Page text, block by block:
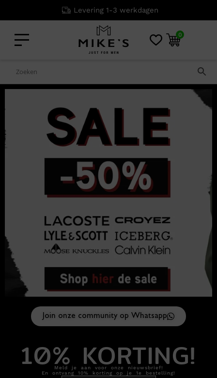
Levering 1-3 werkdagen
0
Join onze community op Whatsapp
10% KORTING!
Meld je aan voor onze nieuwsbrief!
En ontvang 10% korting op je 1e bestelling!